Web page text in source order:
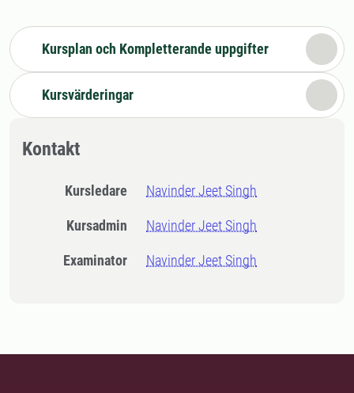
Kursplan och Kompletterande uppgifter
Kursvärderingar
Kontakt
Kursledare Navinder Jeet Singh
Kursadmin Navinder Jeet Singh
Examinator Navinder Jeet Singh